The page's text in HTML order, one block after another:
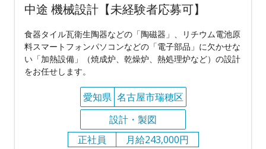
中途 機械設計【未経験者応募可】
食器タイル瓦衛生陶器などの「陶磁器」、リチウム電池原
料スマートフォンパソコンなどの「電子部品」に欠かせな
い「加熱設備」（焼成炉、乾燥炉、熱処理炉など）の設計
をお任せします。
愛知県 名古屋市瑞穂区
設計・製図
正社員
月給243,000円